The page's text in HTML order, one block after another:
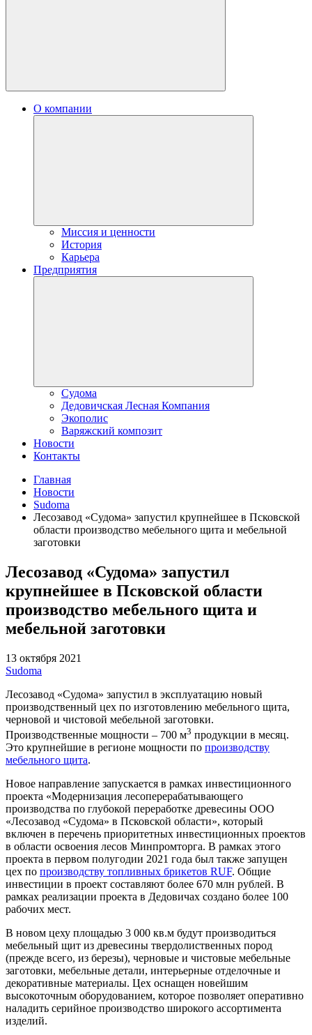
О компании
Миссия и ценности
История
Карьера
Предприятия
Судома
Дедовичская Лесная Компания
Экополис
Варяжский композит
Новости
Контакты
Главная
Новости
Sudoma
Лесозавод «Судома» запустил крупнейшее в Псковской
области производство мебельного щита и мебельной
заготовки
Лесозавод «Судома» запустил
крупнейшее в Псковской области
производство мебельного щита и
мебельной заготовки
13 октября 2021
Sudoma
Лесозавод «Судома» запустил в эксплуатацию новый
производственный цех по изготовлению мебельного щита,
черновой и чистовой мебельной заготовки.
Производственные мощности – 700 м3 продукции в месяц.
Это крупнейшие в регионе мощности по производству
мебельного щита.
Новое направление запускается в рамках инвестиционного
проекта «Модернизация лесоперерабатывающего
производства по глубокой переработке древесины ООО
«Лесозавод «Судома» в Псковской области», который
включен в перечень приоритетных инвестиционных проектов
в области освоения лесов Минпромторга. В рамках этого
проекта в первом полугодии 2021 года был также запущен
цех по производству топливных брикетов RUF. Общие
инвестиции в проект составляют более 670 млн рублей. В
рамках реализации проекта в Дедовичах создано более 100
рабочих мест.
В новом цеху площадью 3 000 кв.м будут производиться
мебельный щит из древесины твердолиственных пород
(прежде всего, из березы), черновые и чистовые мебельные
заготовки, мебельные детали, интерьерные отделочные и
декоративные материалы. Цех оснащен новейшим
высокоточным оборудованием, которое позволяет оперативно
наладить серийное производство широкого ассортимента
изделий.